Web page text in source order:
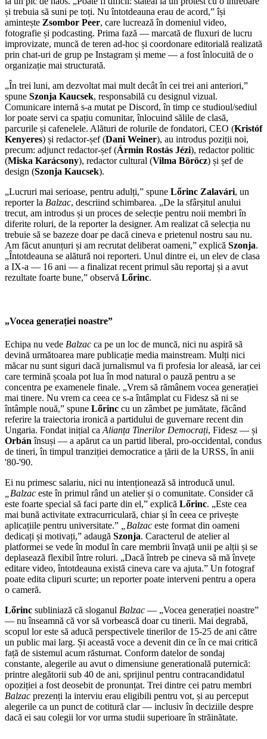
și trebuia să suni pe toți. Nu întotdeauna erau de acord,” își
amintește Zsombor Peer, care lucrează în domeniul video,
fotografie și podcasting. Prima fază — marcată de fluxuri de lucru
improvizate, muncă de teren ad-hoc și coordonare editorială realizată
prin chat-uri de grup pe Instagram și meme — a fost înlocuită de o
organizație mai structurată.
„În trei luni, am dezvoltat mai mult decât în cei trei ani anteriori,”
spune Szonja Kaucsek, responsabilă cu designul vizual.
Comunicare internă s-a mutat pe Discord, în timp ce studioul/sediul
lor poate servi ca spațiu comunitar, înlocuind sălile de clasă,
parcurile și cafenelele. Alături de rolurile de fondatori, CEO (Kristóf
Kenyeres) și redactor-șef (Dani Weiner), au introdus poziții noi,
precum: adjunct redactor-șef (Ármin Rostás Jézi), redactor politic
(Miska Karácsony), redactor cultural (Vilma Böröcz) și șef de
design (Szonja Kaucsek).
„Lucruri mai serioase, pentru adulți,” spune Lőrinc Zalavári, un
reporter la Balzac, descriind schimbarea. „De la sfârșitul anului
trecut, am introdus și un proces de selecție pentru noii membri în
diferite roluri, de la reporter la designer. Am realizat că selecția nu
trebuie să se bazeze doar pe dacă cineva e prietenul nostru sau nu.
Am făcut anunțuri și am recrutat deliberat oameni,” explică Szonja.
„Întotdeauna se alătură noi reporteri. Unul dintre ei, un elev de clasa
a IX-a — 16 ani — a finalizat recent primul său reportaj și a avut
rezultate foarte bune,” observă Lőrinc.
„Vocea generației noastre”
Echipa nu vede Balzac ca pe un loc de muncă, nici nu aspiră să
devină următoarea mare publicație media mainstream. Mulți nici
măcar nu sunt siguri dacă jurnalismul va fi profesia lor aleasă, iar cei
care termină școala pot lua în mod natural o pauză pentru a se
concentra pe examenele finale. „Vrem să rămânem vocea generației
mai tinere. Nu vrem ca ceea ce s-a întâmplat cu Fidesz să ni se
întâmple nouă,” spune Lőrinc cu un zâmbet pe jumătate, făcând
referire la traiectoria ironică a partidului de guvernare recent din
Ungaria. Fondat inițial ca Alianța Tinerilor Democrați, Fidesz — și
Orbán însuși — a apărut ca un partid liberal, pro-occidental, condus
de tineri, în timpul tranziției democratice a țării de la URSS, în anii
'80-'90.
Ei nu primesc salariu, nici nu intenționează să introducă unul.
„Balzac este în primul rând un atelier și o comunitate. Consider că
este foarte special să faci parte din el,” explică Lőrinc. „Este cea
mai bună activitate extracurriculară, chiar și în ceea ce privește
aplicațiile pentru universitate.”
„Balzac este format din oameni
dedicați și motivați,” adaugă Szonja. Caracterul de atelier al
platformei se vede în modul în care membrii învață unii pe alții și se
deplasează flexibil între roluri. „Dacă întreb pe cineva să mă învețe
editare video, întotdeauna există cineva care va ajuta.” Un fotograf
poate edita clipuri scurte; un reporter poate interveni pentru a opera
o cameră.
Lőrinc subliniază că sloganul Balzac — „Vocea generației noastre”
— nu înseamnă că vor să vorbească doar cu tinerii. Mai degrabă,
scopul lor este să aducă perspectivele tinerilor de 15-25 de ani către
un public mai larg. Și această voce a devenit din ce în ce mai critică
față de sistemul acum răsturnat. Conform datelor de sondaj
constante, alegerile au avut o dimensiune generatională puternică:
printre alegătorii sub 40 de ani, sprijinul pentru contracandidatul
opoziției a fost deosebit de pronunțat. Trei dintre cei patru membri
Balzac prezenți la interviu erau eligibili pentru vot, și au perceput
alegerile ca un punct de cotitură clar — inclusiv în deciziile despre
dacă ei sau colegii lor vor urma studii superioare în străinătate.